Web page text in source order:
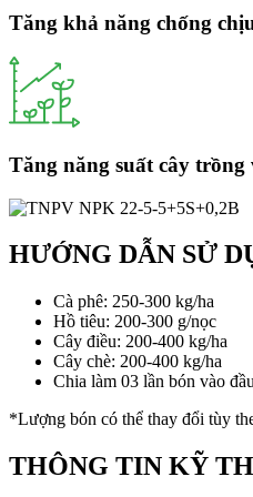
Tăng khả năng chống
Tăng năng suất cây trồng
HƯỚNG DẪN SỬ
Cà phê: 250-300 kg/ha
Hồ tiêu: 200-300 g/nọc
Cây điều: 200-400 kg/ha
Cây chè: 200-400 kg/ha
Chia làm 03 lần bón vào
*Lượng bón có thể thay đổi tùy
THÔNG TIN KỸ